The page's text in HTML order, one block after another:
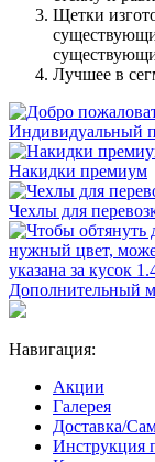
Щетки
Лучшее в
Индивидуальный
Накидки премиум
Чехлы для
Дополнительный
Навигация:
Акции
Галерея
Доставка/
Инструкция